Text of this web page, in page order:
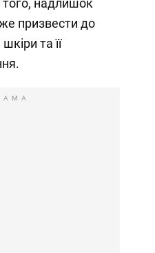
призвести до
та її